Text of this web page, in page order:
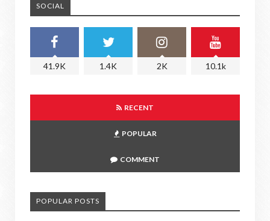
SOCIAL
41.9K 1.4K 2K 10.1k
RECENT
POPULAR
COMMENT
POPULAR POSTS